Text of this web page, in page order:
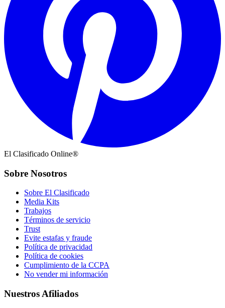
El Clasificado Online®
Sobre Nosotros
Sobre El Clasificado
Media Kits
Trabajos
Términos de servicio
Trust
Evite estafas y fraude
Política de privacidad
Política de cookies
Cumplimiento de la CCPA
No vender mi información
Nuestros Afiliados